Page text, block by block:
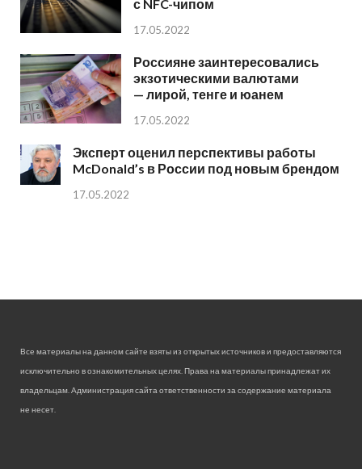
с NFC-чипом
17.05.2022
Россияне заинтересовались
экзотическими валютами
— лирой, тенге и юанем
17.05.2022
Эксперт оценил перспективы работы
McDonald’s в России под новым брендом
17.05.2022
Все материалы на данном сайте взяты из открытых источников и предоставляются
исключительно в ознакомительных целях. Права на материалы принадлежат их
владельцам. Администрация сайта ответственности за содержание материала
не несет.